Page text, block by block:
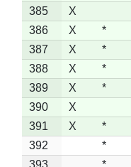
385
X
386
X *
387
X *
388
X *
389
X *
390
X
391
X *
392
*
393
*